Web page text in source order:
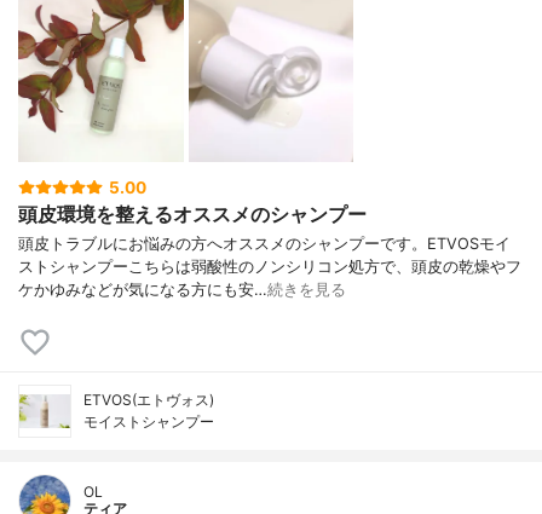
5.00
頭皮環境を整えるオススメのシャンプー
頭皮トラブルにお悩みの方へオススメのシャンプーです。ETVOSモイ
ストシャンプーこちらは弱酸性のノンシリコン処方で、頭皮の乾燥やフ
ケかゆみなどが気になる方にも安…続きを見る
ETVOS(エトヴォス)
モイストシャンプー
OL
ティア